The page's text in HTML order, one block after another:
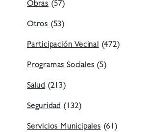
Obras (57)
Otros (53)
Participación Vecinal(472)
Programas Sociales(5)
Salud (213)
Seguridad(132)
Servicios Municipales(61)